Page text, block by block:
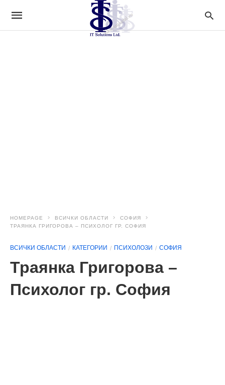
HOMEPAGE ВСИЧКИ ОБЛАСТИ
СОФИЯ
ТРАЯНКА ГРИГОРОВА – ПСИХОЛОГ ГР. СОФИЯ
ВСИЧКИ ОБЛАСТИ КАТЕГОРИИ ПСИХОЛОЗИ СОФИЯ
Траянка Григорова –
Психолог гр. София